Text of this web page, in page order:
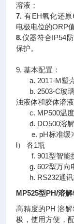
溶液；
7. 有EH氧化还
电极电位的ORP
8.仪器符合IP54
保护。
9. 基本配置：
a. 201T-M塑壳
b. 2503-C玻璃
浊液体和胶体溶液
c. MP500温度
d. DO500溶解
e. pH标准缓冲
l） 各1瓶
f. 901型智能
g. 602型万向
h. RS232通讯
MP525型PH/溶
高精度的PH 溶
极，使用方便，